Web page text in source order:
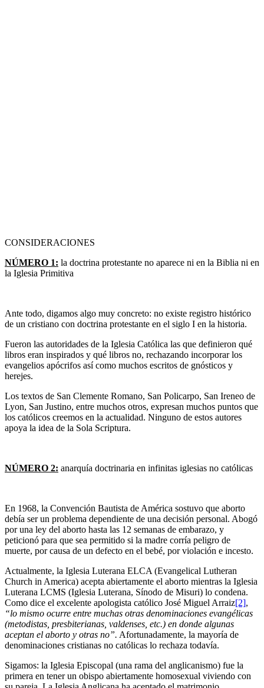
CONSIDERACIONES
NÚMERO 1: la doctrina protestante no aparece ni en la Biblia ni en
la Iglesia Primitiva
Ante todo, digamos algo muy concreto: no existe registro histórico
de un cristiano con doctrina protestante en el siglo I en la historia.
Fueron las autoridades de la Iglesia Católica las que definieron qué
libros eran inspirados y qué libros no, rechazando incorporar los
evangelios apócrifos así como muchos escritos de gnósticos y
herejes.
Los textos de San Clemente Romano, San Policarpo, San Ireneo de
Lyon, San Justino, entre muchos otros, expresan muchos puntos que
los católicos creemos en la actualidad. Ninguno de estos autores
apoya la idea de la Sola Scriptura.
NÚMERO 2: anarquía doctrinaria en infinitas iglesias no católicas
En 1968, la Convención Bautista de América sostuvo que aborto
debía ser un problema dependiente de una decisión personal. Abogó
por una ley del aborto hasta las 12 semanas de embarazo, y
peticionó para que sea permitido si la madre corría peligro de
muerte, por causa de un defecto en el bebé, por violación e incesto.
Actualmente, la Iglesia Luterana ELCA (Evangelical Lutheran
Church in America) acepta abiertamente el aborto mientras la Iglesia
Luterana LCMS (Iglesia Luterana, Sínodo de Misuri) lo condena.
Como dice el excelente apologista católico José Miguel Arraiz[2],
“lo mismo ocurre entre muchas otras denominaciones evangélicas
(metodistas, presbiterianas, valdenses, etc.) en donde algunas
aceptan el aborto y otras no”. Afortunadamente, la mayoría de
denominaciones cristianas no católicas lo rechaza todavía.
Sigamos: la Iglesia Episcopal (una rama del anglicanismo) fue la
primera en tener un obispo abiertamente homosexual viviendo con